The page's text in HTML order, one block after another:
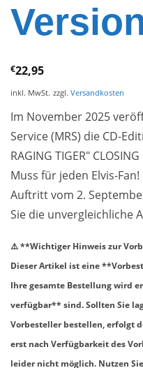
€22,95
inkl. MwSt. zzgl. Versandkosten
Im November 2025
Service (MRS) die CD-
RAGING TIGER"
Muss für jeden Elvis-
Auftritt vom 2.
Sie die unvergleichliche
⚠️ **Wichtiger Hinweis zur
Dieser Artikel ist eine
Ihre gesamte Bestellung wird
verfügbar** sind. Sollten Sie
Vorbesteller bestellen, erfolgt
erst nach Verfügbarkeit des
leider nicht möglich. Nutzen